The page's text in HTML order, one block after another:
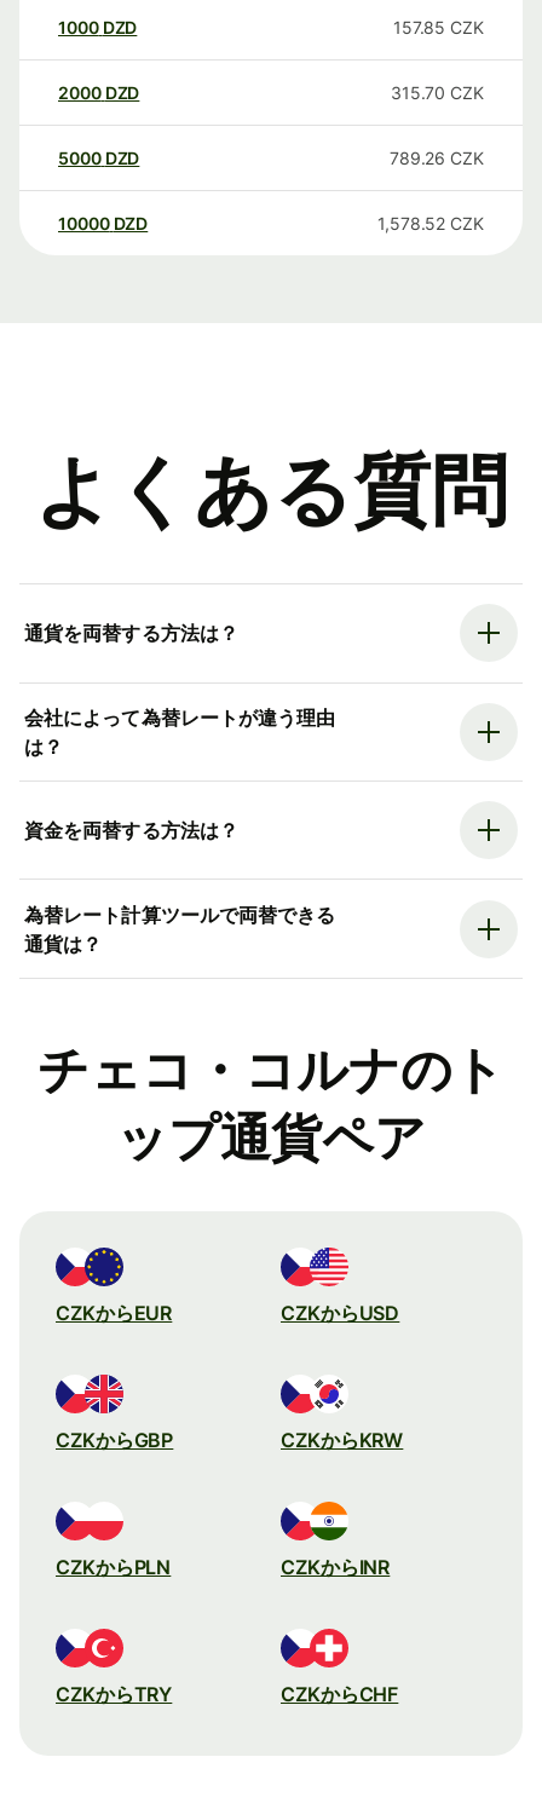
1000 DZD 157.85 CZK
2000 DZD 315.70 CZK
5000 DZD 789.26 CZK
10000 DZD 1,578.52 CZK
よくある質問
通貨を両替する方法は？
会社によって為替レートが違う理由
は？
資金を両替する方法は？
為替レート計算ツールで両替できる
通貨は？
チェコ・コルナのト
ップ通貨ペア
CZKからEUR CZKからUSD
CZKからGBP CZKからKRW
CZKからPLN CZKからINR
CZKからTRY CZKからCHF